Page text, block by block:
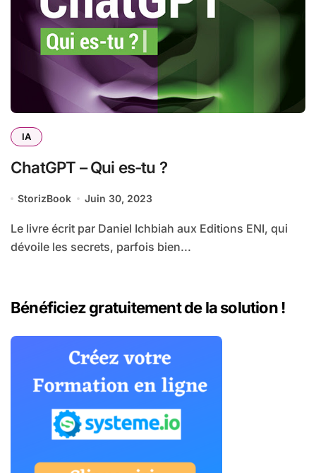
IA
ChatGPT – Qui es-tu ?
StorizBook Juin 30, 2023
Le livre écrit par Daniel Ichbiah aux Editions ENI, qui
dévoile les secrets, parfois bien...
Bénéficiez gratuitement de la solution !